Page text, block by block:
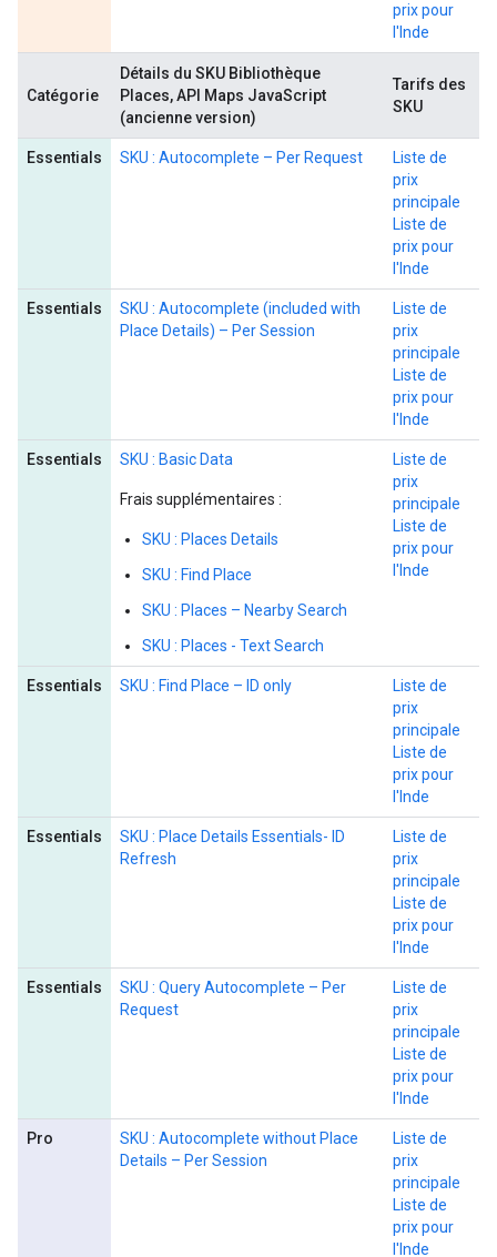
prix pour
l'Inde
Catégorie
Détails du SKU Bibliothèque
Places, API Maps JavaScript
(ancienne version)
Tarifs des
SKU
Essentials SKU : Autocomplete – Per Request
Liste de
prix
principale
Liste de
prix pour
l'Inde
Essentials
SKU : Autocomplete (included with
Place Details) – Per Session
Liste de
prix
principale
Liste de
prix pour
l'Inde
Essentials SKU : Basic Data
Frais supplémentaires :
SKU : Places Details
SKU : Find Place
SKU : Places – Nearby Search
SKU : Places - Text Search
Liste de
prix
principale
Liste de
prix pour
l'Inde
Essentials SKU : Find Place – ID only
Liste de
prix
principale
Liste de
prix pour
l'Inde
Essentials
SKU : Place Details Essentials- ID
Refresh
Liste de
prix
principale
Liste de
prix pour
l'Inde
Essentials
SKU : Query Autocomplete – Per
Request
Liste de
prix
principale
Liste de
prix pour
l'Inde
Pro
SKU : Autocomplete without Place
Details – Per Session
Liste de
prix
principale
Liste de
prix pour
l'Inde